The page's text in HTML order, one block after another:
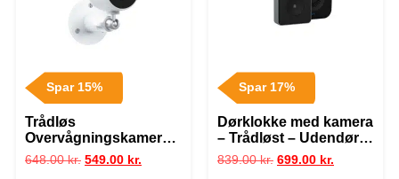
Spar 15%
Trådløs
Overvågningskamera –
Udendørs – WiFi –
Batteridrevet
648.00kr. 549.00 kr.
Spar 17%
Dørklokke med kamera
– Trådløst – Udendørs
– WiFi – Nightvision
839.00kr. 699.00 kr.